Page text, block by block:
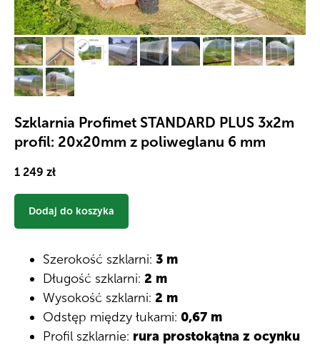
Szklarnia Profimet STANDARD PLUS 3х2m
profil: 20x20mm z poliweglanu 6 mm
1 249 zł
Dodaj do koszyka
Szerokość szklarni: 3 m
Długość szklarni: 2 m
Wysokość szklarni: 2 m
Odstęp między łukami: 0,67 m
Profil szklarnie: rura prostokątna z ocynku